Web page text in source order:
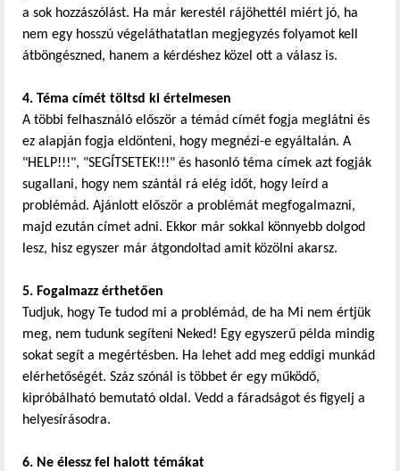
a sok hozzászólást. Ha már kerestél rájöhettél miért jó, ha
nem egy hosszú végeláthatatlan megjegyzés folyamot kell
átböngészned, hanem a kérdéshez közel ott a válasz is.
4. Téma címét töltsd ki értelmesen
A többi felhasználó először a témád címét fogja meglátni és
ez alapján fogja eldönteni, hogy megnézi-e egyáltalán. A
"HELP!!!", "SEGÍTSETEK!!!" és hasonló téma címek azt fogják
sugallani, hogy nem szántál rá elég időt, hogy leírd a
problémád. Ajánlott először a problémát megfogalmazni,
majd ezután címet adni. Ekkor már sokkal könnyebb dolgod
lesz, hisz egyszer már átgondoltad amit közölni akarsz.
5. Fogalmazz érthetően
Tudjuk, hogy Te tudod mi a problémád, de ha Mi nem értjük
meg, nem tudunk segíteni Neked! Egy egyszerű példa mindig
sokat segít a megértésben. Ha lehet add meg eddigi munkád
elérhetőségét. Száz szónál is többet ér egy működő,
kipróbálható bemutató oldal. Vedd a fáradságot és figyelj a
helyesírásodra.
6. Ne élessz fel halott témákat